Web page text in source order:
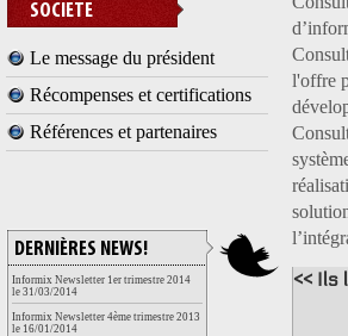
SOCIETE
Le message du président
Récompenses et certifications
Références et partenaires
DERNIÈRES NEWS!
Informix Newsletter 1er trimestre 2014
le 31/03/2014
Informix Newsletter 4ème trimestre 2013
le 16/01/2014
l'offre
<< Ils